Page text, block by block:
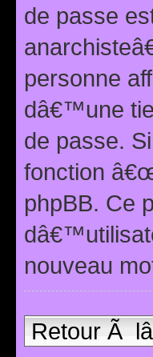
de passe
personne
dâ€™une
de passe.
fonction
phpBB. Ce
nouveau
Retour Ã